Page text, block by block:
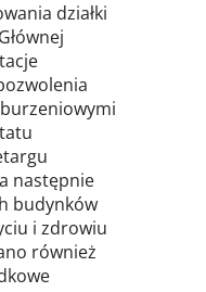
działki
następnie
budynków
i zdrowiu
również